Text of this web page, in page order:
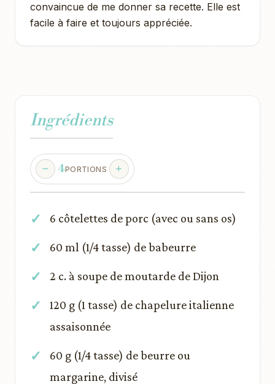
convaincue de me donner sa recette. Elle est
facile à faire et toujours appréciée.
Ingrédients
4PORTIONS
6 côtelettes de porc (avec ou sans os)
60 ml (1/4 tasse) de babeurre
2 c. à soupe de moutarde de Dijon
120 g (1 tasse) de chapelure italienne
assaisonnée
60 g (1/4 tasse) de beurre ou
margarine, divisé